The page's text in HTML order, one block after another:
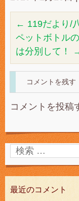
← 119だより/
ペットボトル
は分別して！
コメントを残す
コメントを投稿
最近のコメント